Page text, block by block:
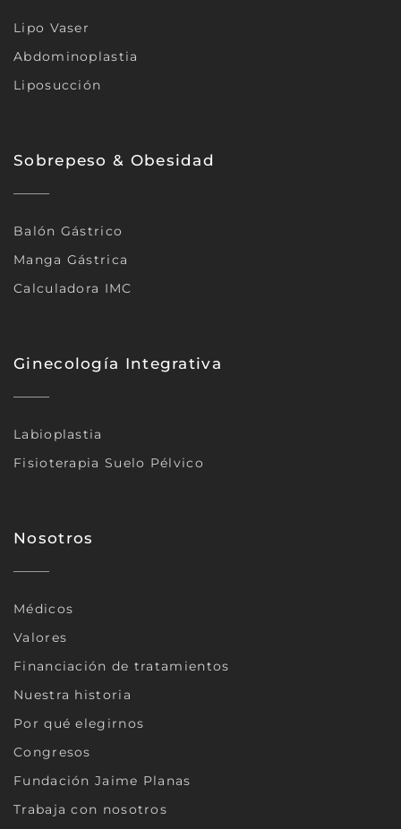
Lipo Vaser
Abdominoplastia
Liposucción
Sobrepeso & Obesidad
Balón Gástrico
Manga Gástrica
Calculadora IMC
Ginecología Integrativa
Labioplastia
Fisioterapia Suelo Pélvico
Nosotros
Médicos
Valores
Financiación de tratamientos
Nuestra historia
Por qué elegirnos
Congresos
Fundación Jaime Planas
Trabaja con nosotros